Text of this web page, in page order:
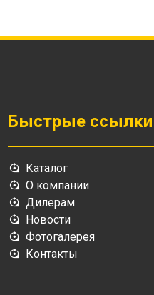
Быстрые ссылки
Каталог
О компании
Дилерам
Новости
Фотогалерея
Контакты